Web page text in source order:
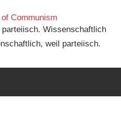
of
Wissenschaftlich
weil parteiisch.